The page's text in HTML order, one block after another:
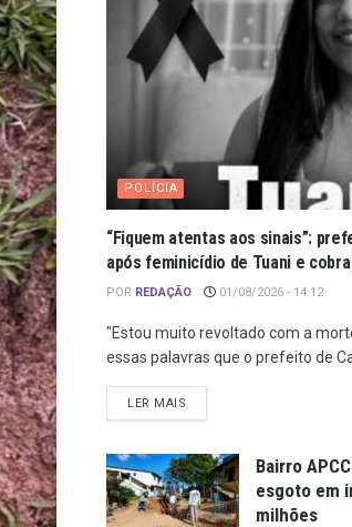
POLÍCIA
“Fiquem atentas aos sinais”:
após feminicídio de Tuani e
POR REDAÇÃO 01/08/2026 - 14:12
"Estou muito revoltado com a
essas palavras que o prefeito de
LER MAIS
Bairro
esgoto em
milhões